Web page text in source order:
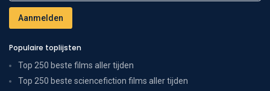
Populaire toplijsten
Top 250 beste films aller tijden
Top 250 beste sciencefiction films aller tijden